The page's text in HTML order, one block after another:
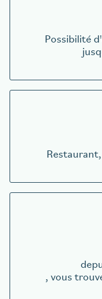
Possibilité
, vous